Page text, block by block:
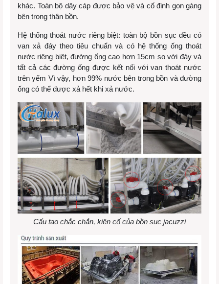
khác. Toàn bộ dây cáp được bảo vệ và cố định gọn gàng
bên trong thân bồn.
Hệ thống thoát nước riêng biệt: toàn bộ bồn sục đều có
van xả đáy theo tiêu chuẩn và có hệ thống ống thoát
nước riêng biệt, đường ống cao hơn 15cm so với đáy và
tất cả các đường ống được kết nối với van thoát nước
trên yếm Vì vậy, hơn 99% nước bên trong bồn và đường
ống có thể được xả hết khi xả nước.
Cấu tạo chắc chắn, kiên cố của bồn sục jacuzzi